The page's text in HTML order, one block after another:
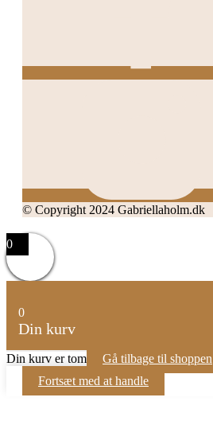
© Copyright 2024 Gabriellaholm.dk
0
0
Din kurv
Din kurv er tom
Gå tilbage til shoppen
Fortsæt med at handle